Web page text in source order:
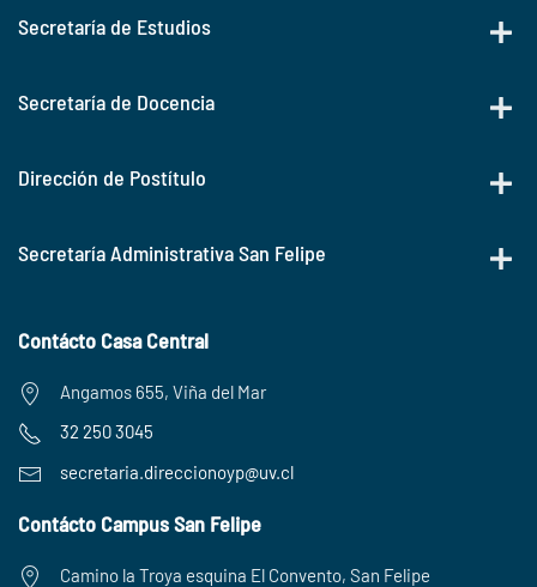
Secretaría de Estudios
Secretaría de Docencia
Dirección de Postítulo
Secretaría Administrativa San Felipe
Contácto Casa Central
Angamos 655, Viña del Mar
32 250 3045
secretaria. direccionoyp@uv.cl
Contácto Campus San Felipe
Camino la Troya esquina El Convento, San Felipe